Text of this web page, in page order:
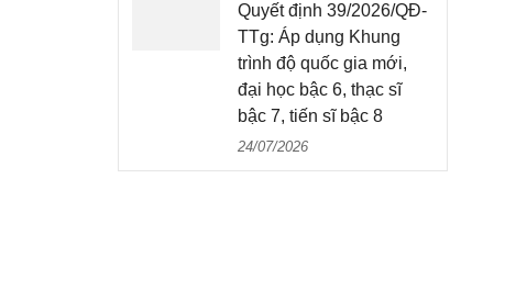
Quyết định 39/2026/QĐ-
TTg: Áp dụng Khung
trình độ quốc gia mới,
đại học bậc 6, thạc sĩ
bậc 7, tiến sĩ bậc 8
24/07/2026